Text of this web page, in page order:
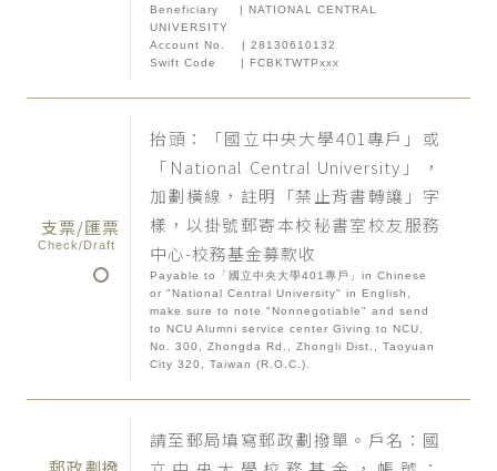
Beneficiary | NATIONAL CENTRAL
UNIVERSITY
Account No. | 28130610132
Swift Code | FCBKTWTPxxx
支票/匯票
Check/Draft
抬頭：「國立中央大學401專戶」或
「National Central University」，
加劃橫線，註明「禁止背書轉讓」字
樣，以掛號郵寄本校秘書室校友服務
中心-校務基金募款收
Payable to「國立中央大學401專戶」in Chinese
or "National Central University" in English,
make sure to note "Nonnegotiable" and send
to NCU Alumni service center Giving to NCU,
No. 300, Zhongda Rd., Zhongli Dist., Taoyuan
City 320, Taiwan (R.O.C.).
請至郵局填寫郵政劃撥單。戶名：國